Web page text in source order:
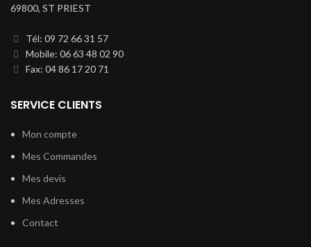
69800, ST PRIEST
Tél: 09 72 66 31 57
Mobile: 06 63 48 02 90
Fax: 04 86 17 20 71
SERVICE CLIENTS
Mon compte
Mes Commandes
Mes devis
Mes Adresses
Contact